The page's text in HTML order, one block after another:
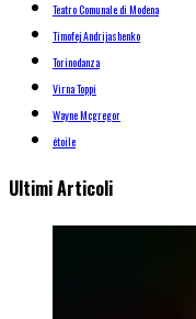
Teatro Comunale di Modena
Timofej Andrijashenko
Torinodanza
Virna Toppi
Wayne Mcgregor
étoile
Ultimi Articoli